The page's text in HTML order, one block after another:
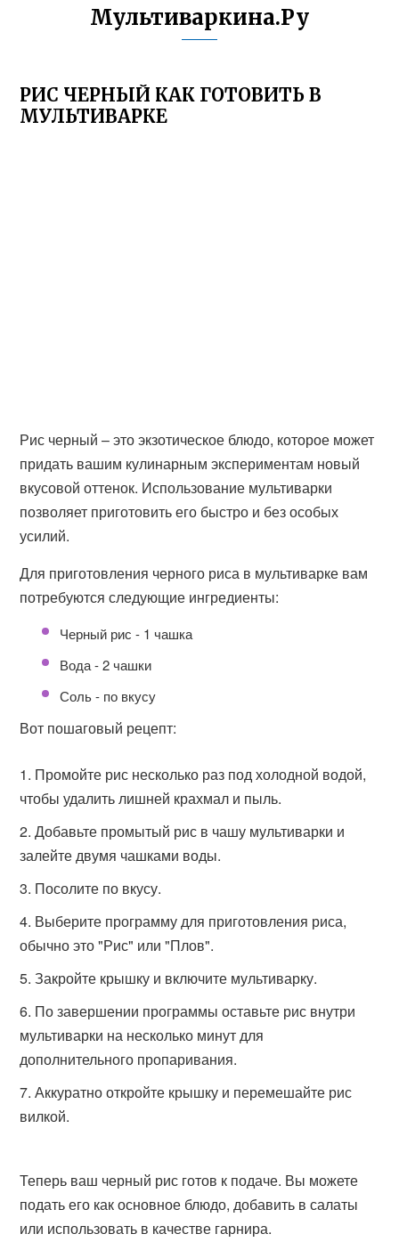
Мультиваркина.Ру
РИС ЧЕРНЫЙ КАК ГОТОВИТЬ В
МУЛЬТИВАРКЕ
Рис черный – это экзотическое блюдо, которое может
придать вашим кулинарным экспериментам новый
вкусовой оттенок. Использование мультиварки
позволяет приготовить его быстро и без особых
усилий.
Для приготовления черного риса в мультиварке вам
потребуются следующие ингредиенты:
Черный рис - 1 чашка
Вода - 2 чашки
Соль - по вкусу
Вот пошаговый рецепт:
Промойте рис несколько раз под холодной водой,
чтобы удалить лишней крахмал и пыль.
Добавьте промытый рис в чашу мультиварки и
залейте двумя чашками воды.
Посолите по вкусу.
Выберите программу для приготовления риса,
обычно это "Рис" или "Плов".
Закройте крышку и включите мультиварку.
По завершении программы оставьте рис внутри
мультиварки на несколько минут для
дополнительного пропаривания.
Аккуратно откройте крышку и перемешайте рис
вилкой.
Теперь ваш черный рис готов к подаче. Вы можете
подать его как основное блюдо, добавить в салаты
или использовать в качестве гарнира.